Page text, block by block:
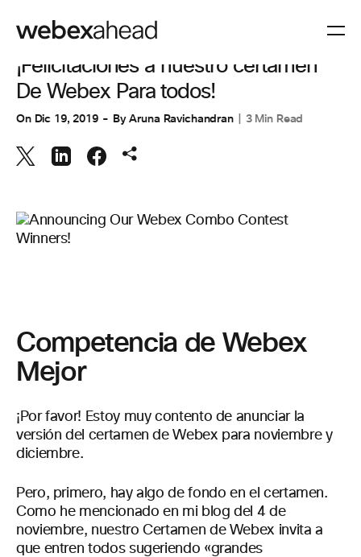
COLABORACIÓN
¡Felicitaciones a nuestro certamen
De Webex Para todos!
On Dic 19, 2019 ByAruna Ravichandran 3 Min Read
Competencia de Webex
Mejor
¡Por favor! Estoy muy contento de anunciar la
versión del certamen de Webex para noviembre y
diciembre.
Pero, primero, hay algo de fondo en el certamen.
Como he mencionado en mi blog del 4 de
noviembre, nuestro Certamen de Webex invita a
que entren todos sugeriendo «grandes